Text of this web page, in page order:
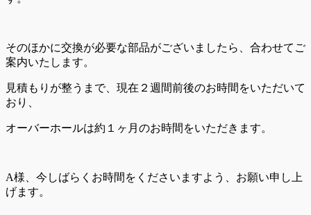
そのほかに交換が必要な部品がございましたら、合わせてご
案内いたします。
見積もりが整うまで、現在２週間前後のお時間をいただいて
おり、
オーバーホールは約１ヶ月のお時間をいただきます。
A様、今しばらくお時間をくださいますよう、お願い申し上
げます。